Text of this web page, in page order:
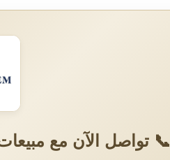
📞 تواصل الآن مع